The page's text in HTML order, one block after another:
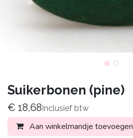
Suikerbonen (pine)
€ 18,68 Inclusief btw
Aan winkelmandje toevoegen